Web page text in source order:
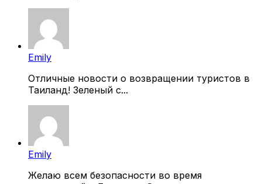
Emily
Отличные новости о возвращении туристов в
Таиланд! Зеленый с...
Emily
Желаю всем безопасности во время